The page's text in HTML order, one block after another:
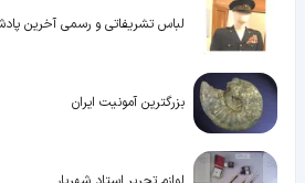
لباس تشریفاتی و رسمی آخرین
بزرگترین آمونیت ایران